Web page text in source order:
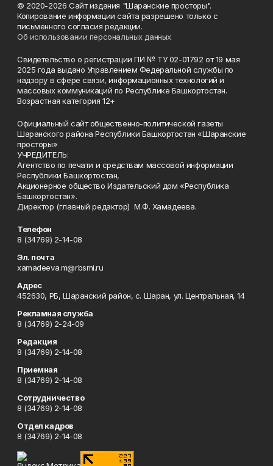
© 2020-2026 Сайт издания "Шаранские просторы".
Копирование информации сайта разрешено только с
письменного согласия редакции.
Об использовании персональных данных
Свидетельство о регистрации ПИ № ТУ 02-01792 от 19 мая
2025 года выдано Управлением Федеральной службы по
надзору в сфере связи, информационных технологий и
массовых коммуникаций по Республике Башкортостан.
Возрастная категория 12+
Официальный сайт общественно-политической газеты
Шаранского района Республики Башкортостан «Шаранские
просторы»
УЧРЕДИТЕЛЬ:
Агентство по печати и средствам массовой информации
Республики Башкортостан,
Акционерное общество Издательский дом «Республика
Башкортостан».
Директор (главный редактор) М.Ф. Хамадеева.
Телефон
8 (34769) 2-14-08
Эл. почта
xamadeeva.m@rbsmi.ru
Адрес
452630, РБ, Шаранский район, с. Шаран, ул. Центральная, 14
Рекламная служба
8 (34769) 2-24-09
Редакция
8 (34769) 2-14-08
Приемная
8 (34769) 2-14-08
Сотрудничество
8 (34769) 2-14-08
Отдел кадров
8 (34769) 2-14-08